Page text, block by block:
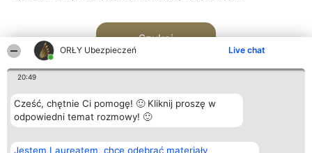
ORŁY Ubezpieczeń Live chat
20:49
Cześć, chętnie Ci pomogę! 🙂 Kliknij proszę w
odpowiedni temat rozmowy! 🙂
Jestem Laureatem, chcę odebrać materiały
Szukaj
Organizator plebiscytu
Bright Side Solutions sp. z o.
Plebiscyt
Laureaci
Kontakt
Kontakt